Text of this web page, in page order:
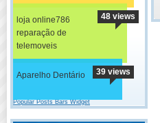
loja online786
reparação de
telemoveis
48 views
Aparelho Dentário 39 views
Popular Posts Bars Widget